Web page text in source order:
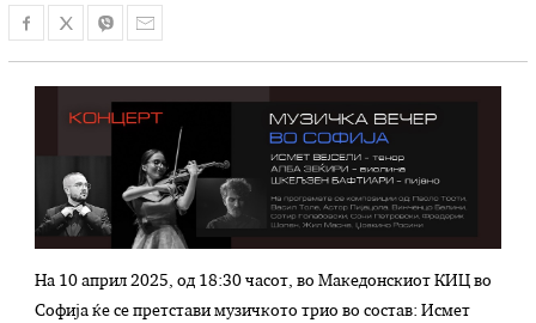
На 10 април 2025, од 18:30 часот, во Македонскиот КИЦ во
Софија ќе се претстави музичкото трио во состав: Исмет